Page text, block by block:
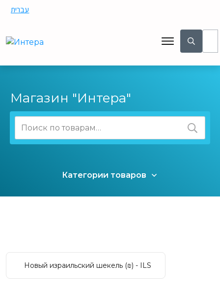
עברית
Магазин "Интера"
Категории товаров
Новый израильский шекель (₪) - ILS